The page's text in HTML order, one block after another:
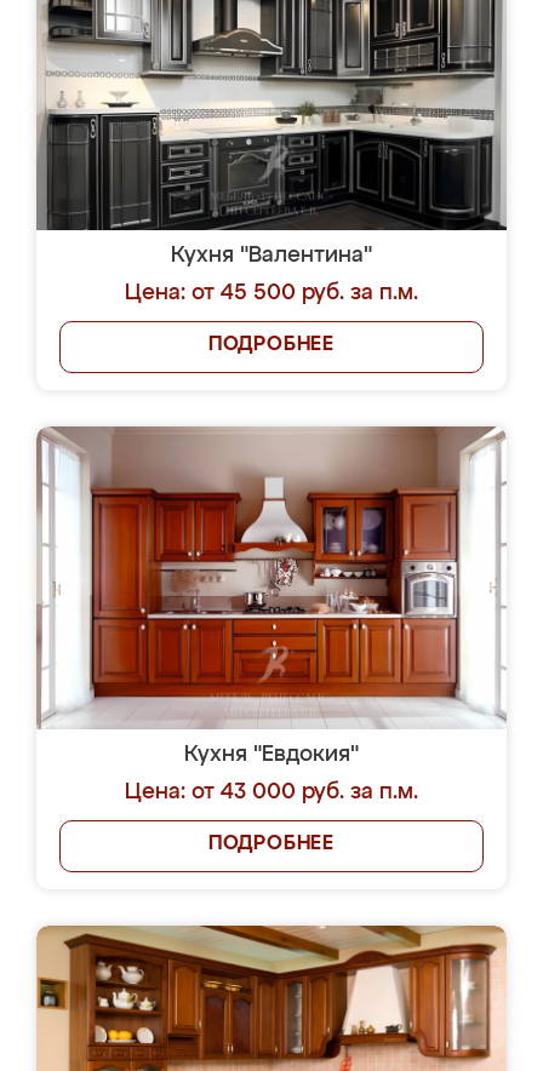
Кухня "Валентина"
Цена: от 45 500 руб. за п.м.
ПОДРОБНЕЕ
Кухня "Евдокия"
Цена: от 43 000 руб. за п.м.
ПОДРОБНЕЕ